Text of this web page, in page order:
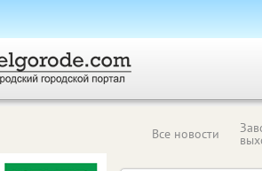
Все новости